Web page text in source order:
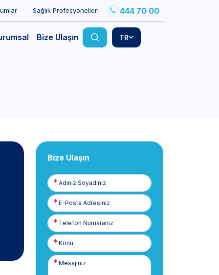
Sağlık Profesyonelleri 444 70 00
Bize Ulaşın TR
Bize Ulaşın
Adınız
Soyadınız
E-
Posta
Telefon
Numaranız